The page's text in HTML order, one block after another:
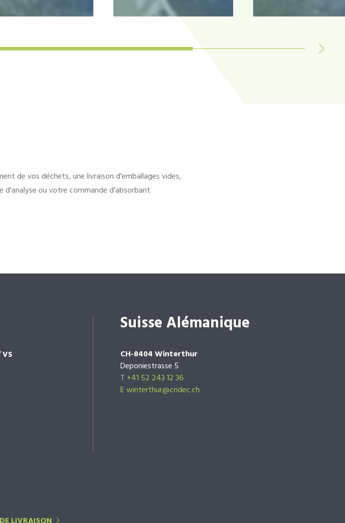
de vos déchets, une livraison d'emballages vides,
d'analyse ou votre commande d'absorbant
Suisse Alémanique
CH-8404 Winterthur
Deponiestrasse 5
T +41 52 243 12 36
E winterthur@cridec.ch